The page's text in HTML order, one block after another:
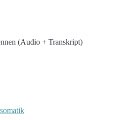
(Audio + Transkript)